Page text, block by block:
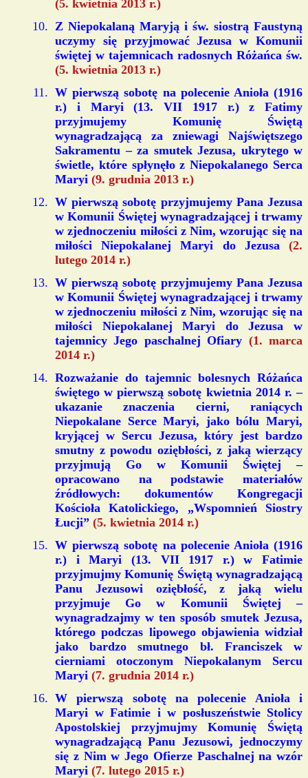
(5. kwietnia 2013 r.)
Z Niepokalaną Maryją i św. siostrą Faustyną
uczymy się przyjmować Jezusa w Komunii
świętej w tajemnicach radosnych Różańca św.
(5. kwietnia 2013 r.)
W pierwszą sobotę na polecenie Anioła (1916
r.) i Maryi (13. VII 1917 r.) z Fatimy
przyjmujemy Komunię Świętą
wynagradzającą za zniewagi Najświętszego
Sakramentu – za smutek Jezusa, ukrytego w
świetle, które spłynęło z Niepokalanego Serca
Maryi (9. grudnia 2013 r.)
W pierwszą sobotę przyjmujemy Pana Jezusa
w Komunii Świętej wynagradzającej i trwamy
w zjednoczeniu miłości z Nim, wzorując się na
miłości Niepokalanej Maryi do Jezusa(2.
lutego 2014 r.)
W pierwszą sobotę przyjmujemy Pana Jezusa
w Komunii Świętej wynagradzającej i trwamy
w zjednoczeniu miłości z Nim, wzorując się na
miłości Niepokalanej Maryi do Jezusa w
tajemnicy Jego paschalnej Ofiary (1. marca
2014 r.)
Rozważanie do tajemnic bolesnych Różańca
świętego w pierwszą sobotę kwietnia 2014 r. –
ukazanie znaczenia cierni, raniących
Niepokalane Serce Maryi, jako bólu Maryi,
kryjącej w Sercu Jezusa, który jest bardzo
smutny z powodu oziębłości, z jaką wierzący
przyjmują Go w Komunii Świętej –
opracowano na podstawie materiałów
źródłowych: dokumentów Kongregacji
Kościoła Katolickiego, „Wspomnień Siostry
Łucji” (5. kwietnia 2014 r.)
W pierwszą sobotę na polecenie Anioła (1916
r.) i Maryi (13. VII 1917 r.) w Fatimie
przyjmujmy Komunię Świętą wynagradzającą
Panu Jezusowi oziębłość, z jaką wielu
przyjmuje Go w Komunii Świętej –
wynagradzajmy w ten sposób smutek Jezusa,
którego podczas lipowego objawienia widział
jako bardzo smutnego bł. Franciszek w
cierniami otoczonym Niepokalanym Sercu
Maryi (7. grudnia 2014 r.)
W pierwszą sobotę na polecenie Anioła i
Maryi w Fatimie i w posłuszeństwie Stolicy
Apostolskiej przyjmujmy Komunię Świętą
wynagradzającą Panu Jezusowi, jednoczymy
się z Nim w Jego Ofierze Paschalnej na wzór
Maryi (7. lutego 2015 r.)